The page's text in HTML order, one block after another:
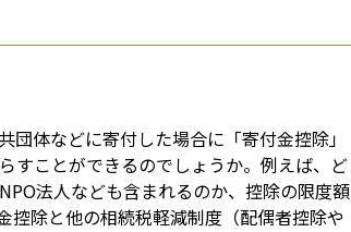
体などに寄付した場合に「寄付金控除」
すことができるのでしょうか。例えば、ど
法人なども含まれるのか、控除の限度額
控除と他の相続税軽減制度（配偶者控除や